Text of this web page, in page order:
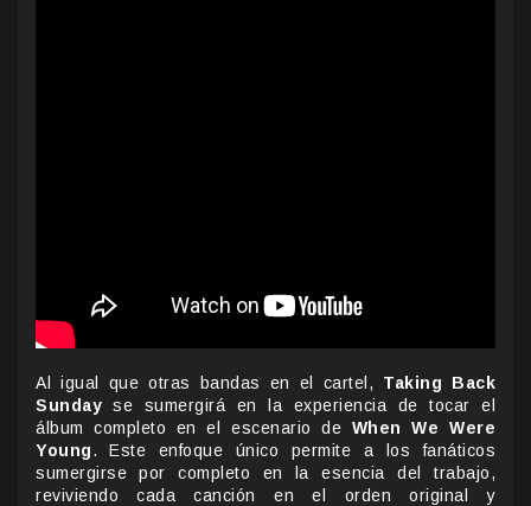
Al igual que otras bandas en el cartel, Taking Back
Sunday se sumergirá en la experiencia de tocar el
álbum completo en el escenario de When We Were
Young. Este enfoque único permite a los fanáticos
sumergirse por completo en la esencia del trabajo,
reviviendo cada canción en el orden original y